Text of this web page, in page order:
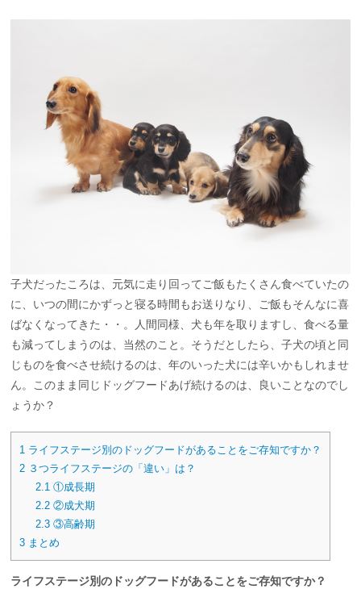
子犬だったころは、元気に走り回ってご飯もたくさん食べていたの
に、いつの間にかずっと寝る時間もお送りなり、ご飯もそんなに喜
ばなくなってきた・・。人間同様、犬も年を取りますし、食べる量
も減ってしまうのは、当然のこと。そうだとしたら、子犬の頃と同
じものを食べさせ続けるのは、年のいった犬には辛いかもしれませ
ん。このまま同じドッグフードあげ続けるのは、良いことなのでし
ょうか？
1 ライフステージ別のドッグフードがあることをご存知ですか？
2 ３つライフステージの「違い」は？
2.1 ①成長期
2.2 ②成犬期
2.3 ③高齢期
3 まとめ
ライフステージ別のドッグフードがあることをご存知ですか？